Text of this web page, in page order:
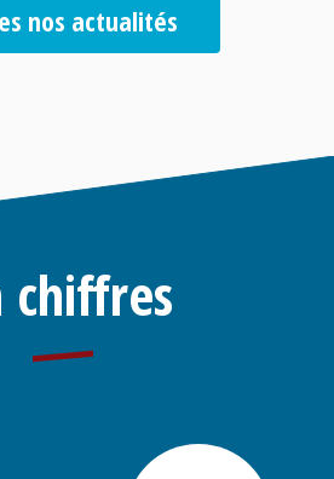
nos actualités
chiffres